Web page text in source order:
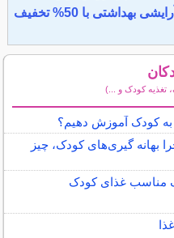
آرایشی بهداشتی با 50% تخفیف
تغذیه کودک و ...)
به کودک آموزش دهیم؟
بهانه گیری‌های کودک، چیز
مناسب غذای کودک